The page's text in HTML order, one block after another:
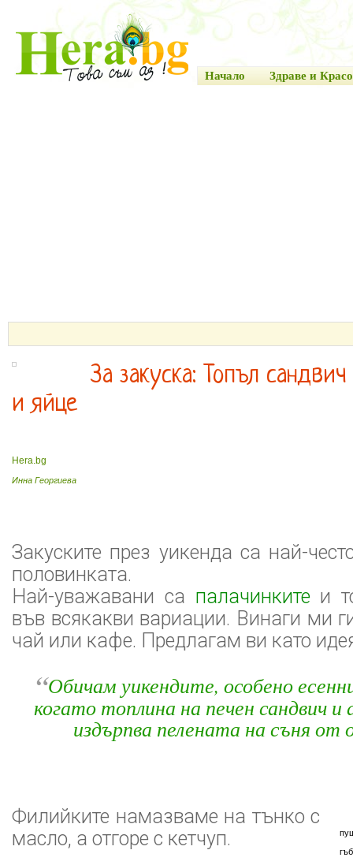
Начало Здраве и
За закуска: Топъл
и яйце
Hera.bg
Инна Георгиева
Закуските през уикенда са най-
половинката.
Най-уважавани са палачинкитеи
във всякакви вариации. Винаги ми
чай или кафе. Предлагам ви като
“Обичам уикендите, особено
когато топлина на печен сандвич
издърпва пелената на съня от
Филийките намазваме на тънко с
масло, а отгоре с кетчуп.